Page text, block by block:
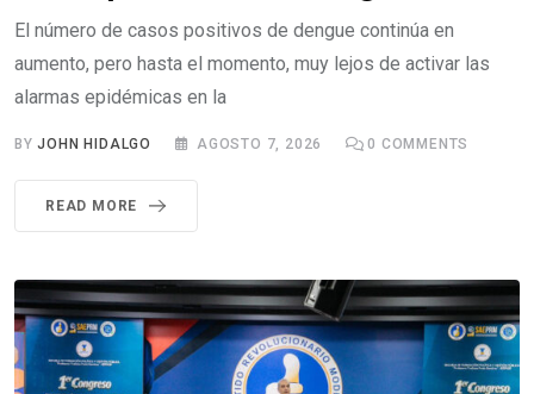
El número de casos positivos de dengue continúa en
aumento, pero hasta el momento, muy lejos de activar las
alarmas epidémicas en la
BYJOHN HIDALGO AGOSTO 7, 2026 0 COMMENTS
READ MORE